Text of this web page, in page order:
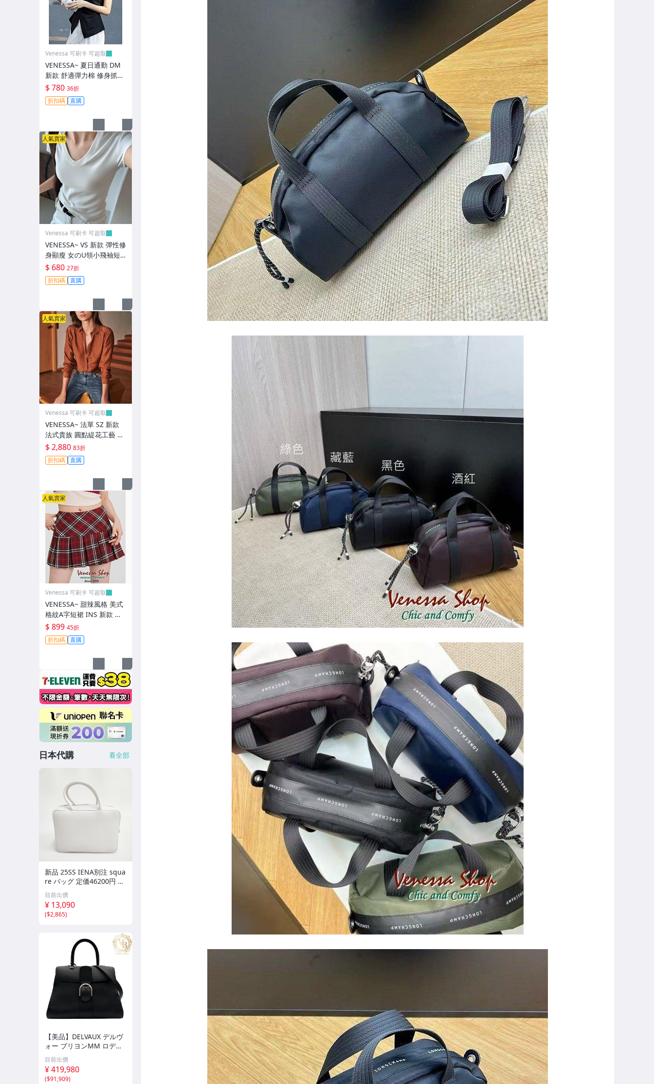
生活小物
Venessa 可刷卡 可超取
VENESSA~ 夏日通勤 DM
新款 舒適彈力棉 修身抓褶
收腰 女の亨利V領小飛袖T
恤 無袖上衣 2色 (Y1950)
$ 780 36折
折扣碼 直購
人氣賣家
Venessa 可刷卡 可超取
VENESSA~ VS 新款 彈性修
身顯瘦 女のU領小飛袖短
袖T恤上衣 4色 (L15781)
$ 680 27折
折扣碼 直購
人氣賣家
Venessa 可刷卡 可超取
VENESSA~ 法單 SZ 新款
法式貴族 圓點緹花工藝 加
厚20m/m真絲 女の輕奢緞
面長袖襯衫上衣 2色 (R102
2)
$ 2,880 83折
折扣碼 直購
人氣賣家
Venessa 可刷卡 可超取
VENESSA~ 甜辣風格 美式
格紋A字短裙 INS 新款 夏
季學院風 女の百褶裙 褲裙
2色 (R1645)
$ 899 45折
折扣碼 直購
日本代購 看全部
新品 25SS IENA別注 squa
re バッグ 定価46200円 レ
ザー ハンドバッグ シロ 6-
0722G 292192
目前出價
¥ 13,090
($2,865)
【美品】DELVAUX デルヴ
ォー ブリヨンMM ロデオ
カーフ 2way ハンドバッグ
ショルダーバッグ ブラッ
ク/黒/シルバー金具 レザー
目前出價
¥ 419,980
($91,909)